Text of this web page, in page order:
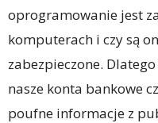
oprogramowanie jest
komputerach i czy są
zabezpieczone.
nasze konta bankowe
poufne informacje z